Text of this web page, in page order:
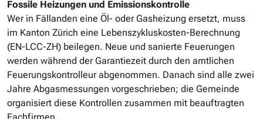
Fossile Heizungen und Emissionskontrolle
Wer in Fällanden eine Öl- oder Gasheizung ersetzt, muss
im Kanton Zürich eine Lebenszykluskosten-Berechnung
(EN-LCC-ZH) beilegen. Neue und sanierte Feuerungen
werden während der Garantiezeit durch den amtlichen
Feuerungskontrolleur abgenommen. Danach sind alle zwei
Jahre Abgasmessungen vorgeschrieben; die Gemeinde
organisiert diese Kontrollen zusammen mit beauftragten